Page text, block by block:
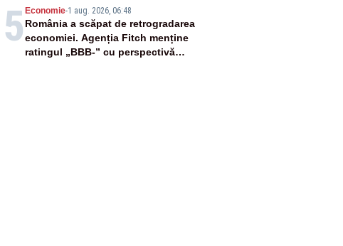
5 Economie-1 aug. 2026, 06:48
România a scăpat de retrogradarea
economiei. Agenția Fitch menține
ratingul „BBB-” cu perspectivă